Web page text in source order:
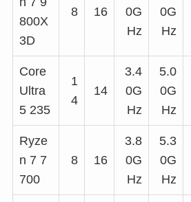
800X
3D
8 16
0G
Hz
0G
Hz
Core
Ultra
5 235
1
4
14
3.4
0G
Hz
5.0
0G
Hz
Ryze
n 7 7
700
8 16
3.8
0G
Hz
5.3
0G
Hz